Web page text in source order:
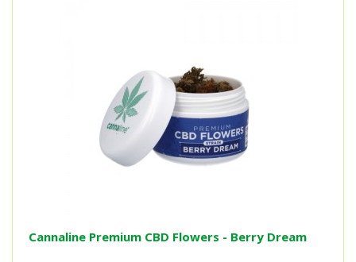
Cannaline Premium CBD Flowers - Berry Dream